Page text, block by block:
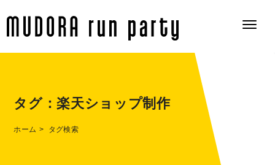
タグ：楽天ショップ制作
ホーム タグ検索